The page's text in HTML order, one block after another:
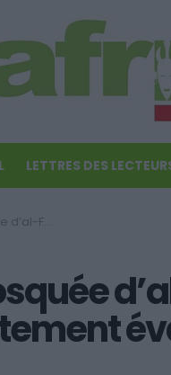
LETTRES DES
par l’armée